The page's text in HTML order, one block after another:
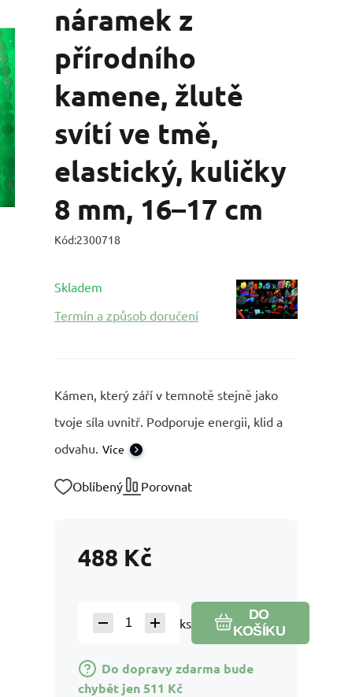
náramek z
přírodního
kamene, žlutě
svítí ve tmě,
elastický, kuličky
8 mm, 16–17 cm
Kód:2300718
Skladem
Termín a způsob doručení
Kámen, který září v temnotě stejně jako
tvoje síla uvnitř. Podporuje energii, klid a
odvahu. Více
Oblíbený Porovnat
488 Kč
ks
DO
KOŠÍKU
Do dopravy zdarma bude
chybět jen 511 Kč